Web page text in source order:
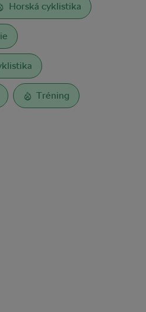
Horská cyklistika
Tréning